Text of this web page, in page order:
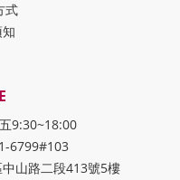
式
9:30~18:00
6799#103
山路二段413號5樓